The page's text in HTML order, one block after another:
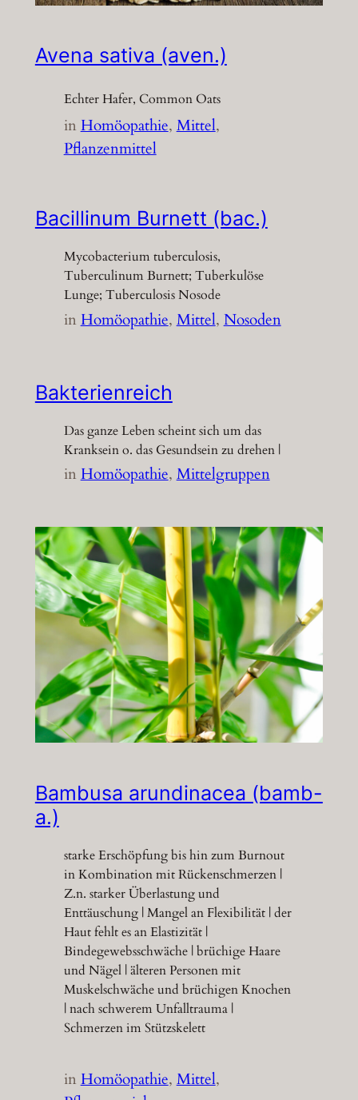
Avena sativa (aven.)
Echter Hafer, Common Oats
inHomöopathie, Mittel
Pflanzenmittel
Bacillinum Burnett (bac.)
Mycobacterium tuberculosis,
Tuberculinum Burnett; Tuberkulöse
Lunge; Tuberculosis Nosode
inHomöopathie, Mittel, Nosoden
Bakterienreich
Das ganze Leben scheint sich um das
Kranksein o. das Gesundsein zu drehen |
inHomöopathie, Mittelgruppen
Bambusa arundinacea (bamb-
a.)
starke Erschöpfung bis hin zum Burnout
in Kombination mit Rückenschmerzen |
Z.n. starker Überlastung und
Enttäuschung | Mangel an Flexibilität | der
Haut fehlt es an Elastizität |
Bindegewebsschwäche | brüchige Haare
und Nägel | älteren Personen mit
Muskelschwäche und brüchigen Knochen
| nach schwerem Unfalltrauma |
Schmerzen im Stützskelett
inHomöopathie, Mittel